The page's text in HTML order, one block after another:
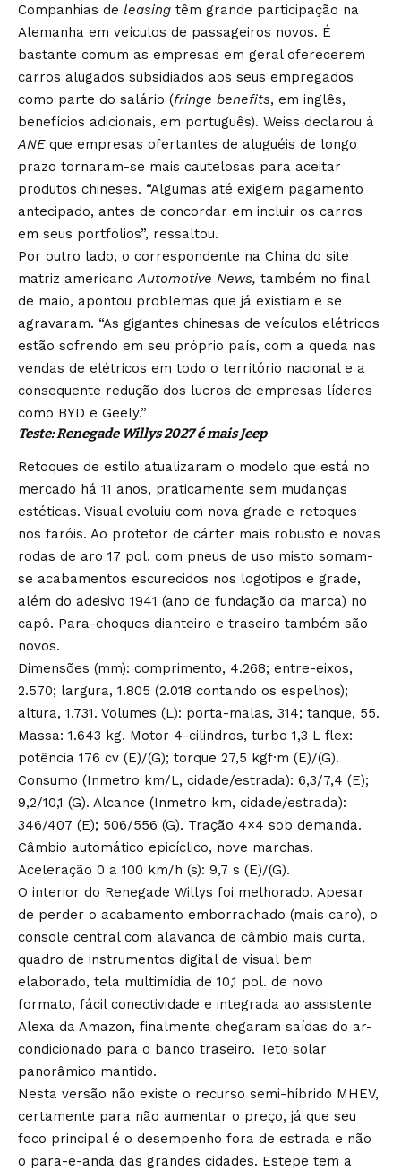
Companhias de leasing têm grande participação na
Alemanha em veículos de passageiros novos. É
bastante comum as empresas em geral oferecerem
carros alugados subsidiados aos seus empregados
como parte do salário (fringe benefits, em inglês,
benefícios adicionais, em português). Weiss declarou à
ANEque empresas ofertantes de aluguéis de longo
prazo tornaram-se mais cautelosas para aceitar
produtos chineses. “Algumas até exigem pagamento
antecipado, antes de concordar em incluir os carros
em seus portfólios”, ressaltou.
Por outro lado, o correspondente na China do site
matriz americano Automotive News, também no final
de maio, apontou problemas que já existiam e se
agravaram. “As gigantes chinesas de veículos elétricos
estão sofrendo em seu próprio país, com a queda nas
vendas de elétricos em todo o território nacional e a
consequente redução dos lucros de empresas líderes
como BYD e Geely.”
Teste: Renegade Willys 2027 é mais Jeep
Retoques de estilo atualizaram o modelo que está no
mercado há 11 anos, praticamente sem mudanças
estéticas. Visual evoluiu com nova grade e retoques
nos faróis. Ao protetor de cárter mais robusto e novas
rodas de aro 17 pol. com pneus de uso misto somam-
se acabamentos escurecidos nos logotipos e grade,
além do adesivo 1941 (ano de fundação da marca) no
capô. Para-choques dianteiro e traseiro também são
novos.
Dimensões (mm): comprimento, 4.268; entre-eixos,
2.570; largura, 1.805 (2.018 contando os espelhos);
altura, 1.731. Volumes (L): porta-malas, 314; tanque, 55.
Massa: 1.643 kg. Motor 4-cilindros, turbo 1,3 L flex:
potência 176 cv (E)/(G); torque 27,5 kgf·m (E)/(G).
Consumo (Inmetro km/L, cidade/estrada): 6,3/7,4 (E);
9,2/10,1 (G). Alcance (Inmetro km, cidade/estrada):
346/407 (E); 506/556 (G). Tração 4×4 sob demanda.
Câmbio automático epicíclico, nove marchas.
Aceleração 0 a 100 km/h (s): 9,7 s (E)/(G).
O interior do Renegade Willys foi melhorado. Apesar
de perder o acabamento emborrachado (mais caro), o
console central com alavanca de câmbio mais curta,
quadro de instrumentos digital de visual bem
elaborado, tela multimídia de 10,1 pol. de novo
formato, fácil conectividade e integrada ao assistente
Alexa da Amazon, finalmente chegaram saídas do ar-
condicionado para o banco traseiro. Teto solar
panorâmico mantido.
Nesta versão não existe o recurso semi-híbrido MHEV,
certamente para não aumentar o preço, já que seu
foco principal é o desempenho fora de estrada e não
o para-e-anda das grandes cidades. Estepe tem a